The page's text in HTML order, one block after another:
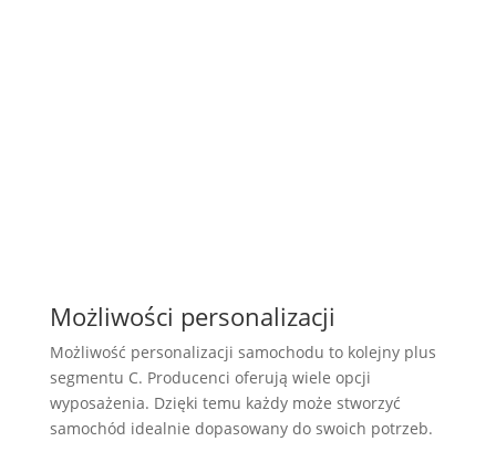
Możliwości personalizacji
Możliwość personalizacji samochodu to kolejny plus
segmentu C. Producenci oferują wiele opcji
wyposażenia. Dzięki temu każdy może stworzyć
samochód idealnie dopasowany do swoich potrzeb.